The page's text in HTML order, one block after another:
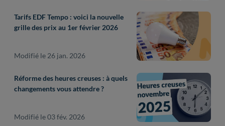
Tarifs EDF Tempo : voici la nouvelle
grille des prix au 1er février 2026
Modifié le 26 jan. 2026
Réforme des heures creuses : à quels
changements vous attendre ?
Modifié le 03 fév. 2026